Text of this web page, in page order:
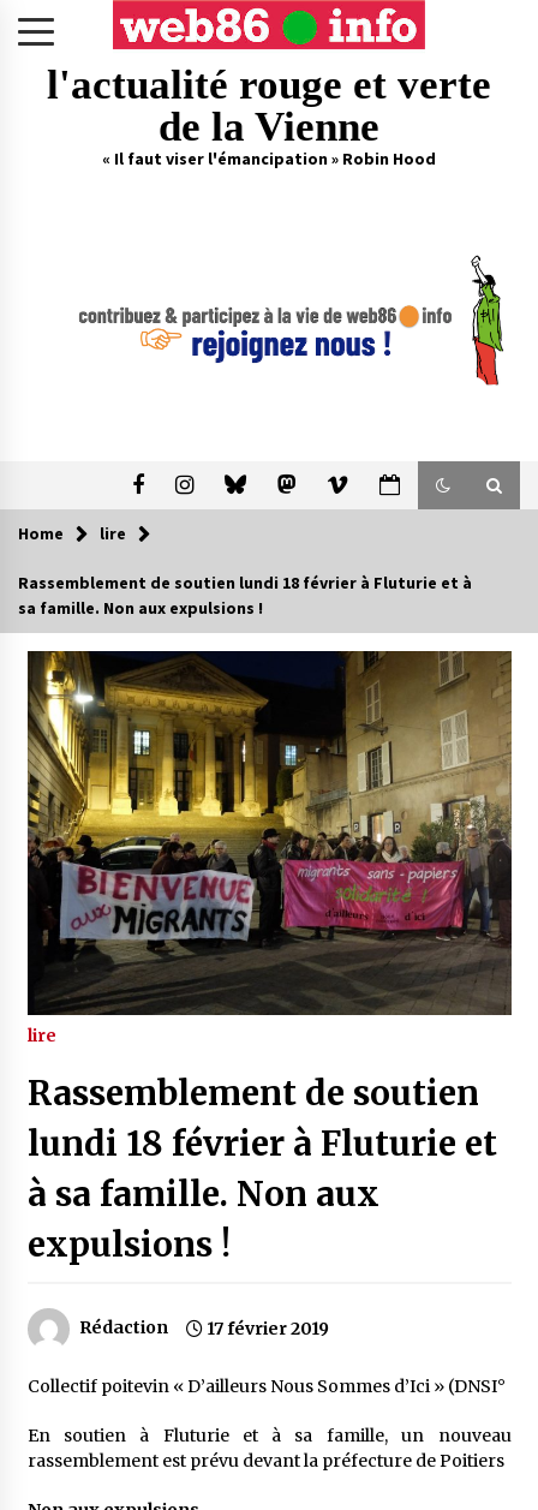
l'actualité rouge et verte
de la Vienne
« Il faut viser l'émancipation » Robin Hood
Home lire
Rassemblement de soutien lundi 18 février à Fluturie et à
sa famille. Non aux expulsions !
lire
Rassemblement de soutien
lundi 18 février à Fluturie et
à sa famille. Non aux
expulsions !
Rédaction 17 février 2019
Collectif poitevin « D’ailleurs Nous Sommes d’Ici » (DNSI°
En soutien à Fluturie et à sa famille, un nouveau
rassemblement est prévu devant la préfecture de Poitiers